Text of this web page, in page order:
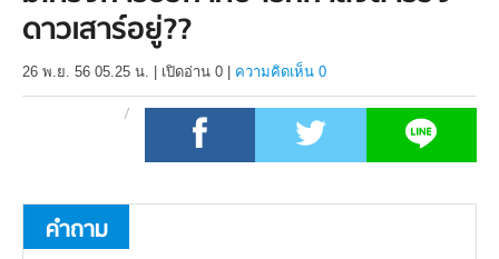
ดาวเสาร์อยู่??
26 พ.ย. 56 05.25 น. เปิดอ่าน 0 ความคิดเห็น 0
คำถาม